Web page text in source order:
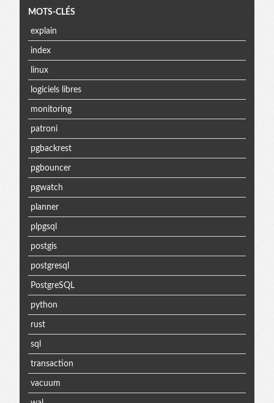
MOTS-CLÉS
explain
index
linux
logiciels libres
monitoring
patroni
pgbackrest
pgbouncer
pgwatch
planner
plpgsql
postgis
postgresql
PostgreSQL
python
rust
sql
transaction
vacuum